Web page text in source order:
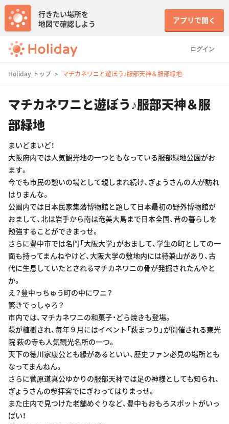
ログイン
行きたい場所を
地図で確認しよう
アプリで開く
Holiday トップ マチカネワニと遊ぼう♪服部天神＆服部緑地
マチカネワニと遊ぼう♪服部天神＆服
部緑地
まいどまいど！
大阪府内では人気観光地の一つともなっている服部緑地公園がお
ます。
今でも市民の憩いの場として親しまれ続け、ぎょうさんの人が訪れ
はりまんな。
公園内では日本民家集落博物館と題して日本最初の野外博物館が
おまして、北は岩手から南は奄美大島まで日本全国、昔の暮らしを
勉強することができまっせ。
さらに豊中市では名門「大阪大学」がおまして、学生の町としての一
面も持ってまんねやけど、大阪大学の敷地内には待兼山があり、古
代に生息していたとされるマチカネワニの骨が発掘されたんやと
か。
え？豊中っちゅう町の中にワニ？
驚きでっしゃろ？
市内では、マチカネワニの和菓子・どら焼きも登場。
萩が植樹され、毎年９月にはイベント「萩まつり」が開催される東光
院 萩の寺も人気観光名所の一つ。
天下の徳川家康公とも縁があるといい、歴史ファン必見の場所とも
なってまんねん。
さらに菅原道真公ゆかりの服部天神では足の神様としても知られ、
ぎょうさんの参拝客でにぎわってはりまっせ。
また庄内で見つけた老舗めぐりなど、豊中もおもろスポットがいっ
ぱい！